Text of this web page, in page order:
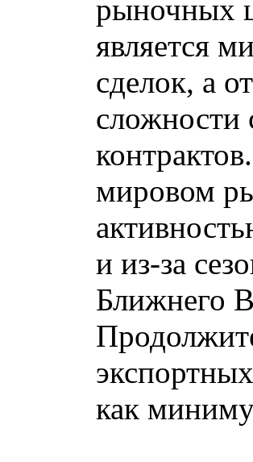
рыночных
является
сделок, а
сложности
мировом
и из-за
Ближнего
как